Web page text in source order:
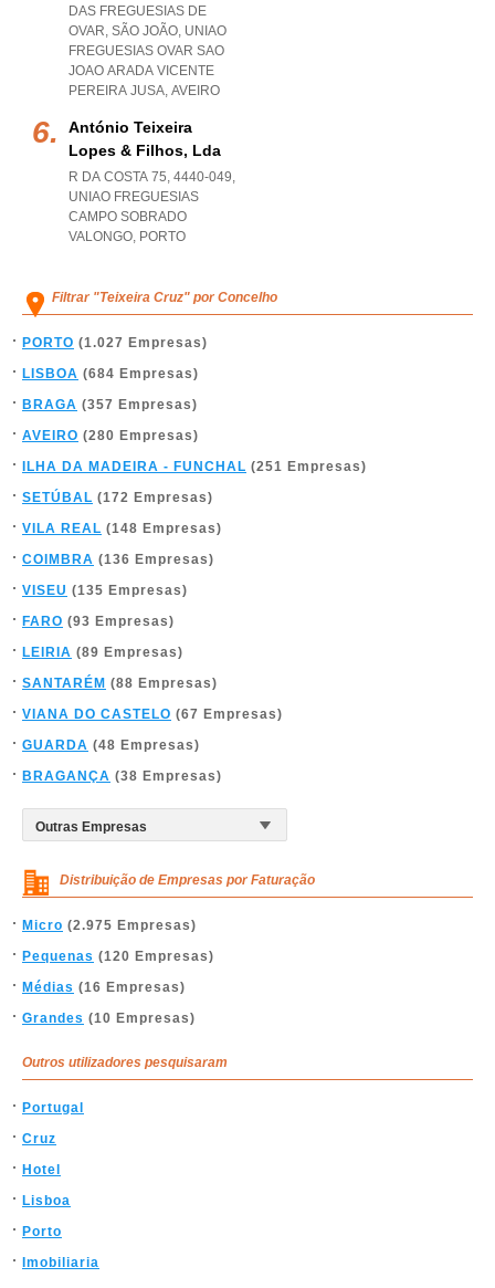
DAS FREGUESIAS DE
OVAR, SÃO JOÃO, UNIAO
FREGUESIAS OVAR SAO
JOAO ARADA VICENTE
PEREIRA JUSA, AVEIRO
António Teixeira
Lopes & Filhos, Lda
R DA COSTA 75, 4440-049,
UNIAO FREGUESIAS
CAMPO SOBRADO
VALONGO, PORTO
Filtrar "Teixeira Cruz" por Concelho
PORTO (1.027 Empresas)
LISBOA (684 Empresas)
BRAGA (357 Empresas)
AVEIRO (280 Empresas)
ILHA DA MADEIRA - FUNCHAL (251 Empresas)
SETÚBAL (172 Empresas)
VILA REAL (148 Empresas)
COIMBRA (136 Empresas)
VISEU (135 Empresas)
FARO (93 Empresas)
LEIRIA (89 Empresas)
SANTARÉM (88 Empresas)
VIANA DO CASTELO (67 Empresas)
GUARDA (48 Empresas)
BRAGANÇA (38 Empresas)
Distribuição de Empresas por Faturação
Micro (2.975 Empresas)
Pequenas (120 Empresas)
Médias (16 Empresas)
Grandes (10 Empresas)
Outros utilizadores pesquisaram
Portugal
Cruz
Hotel
Lisboa
Porto
Imobiliaria